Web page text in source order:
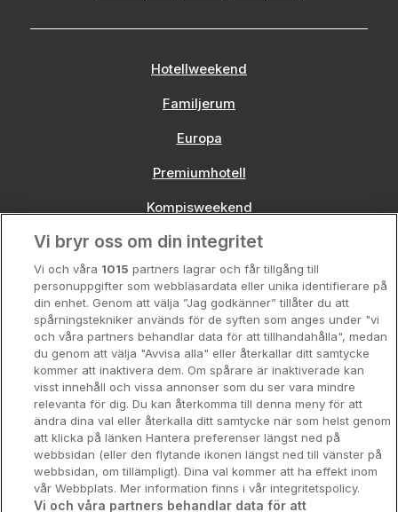
Hotellweekend
Familjerum
Europa
Premiumhotell
Kompisweekend
Storstadsweekend
Hotellrum under 995 kr
Spahotell
Sydsverige
Om Hotellpremien
Nya hotell
Stadsweekend
Vi bryr oss om din integritet
Vi och våra 1015 partners lagrar och får tillgång till
personuppgifter som webbläsardata eller unika identifierare på
din enhet. Genom att välja ”Jag godkänner” tillåter du att
spårningstekniker används för de syften som anges under "vi
och våra partners behandlar data för att tillhandahålla", medan
du genom att välja "Avvisa alla" eller återkallar ditt samtycke
kommer att inaktivera dem. Om spårare är inaktiverade kan
visst innehåll och vissa annonser som du ser vara mindre
relevanta för dig. Du kan återkomma till denna meny för att
ändra dina val eller återkalla ditt samtycke när som helst genom
att klicka på länken Hantera preferenser längst ned på
webbsidan (eller den flytande ikonen längst ned till vänster på
webbsidan, om tillämpligt). Dina val kommer att ha effekt inom
vår Webbplats. Mer information finns i vår integritetspolicy.
Vi och våra partners behandlar data för att